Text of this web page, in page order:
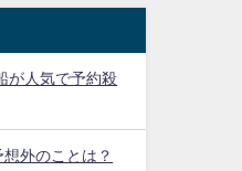
が人気で予約殺
外のことは？